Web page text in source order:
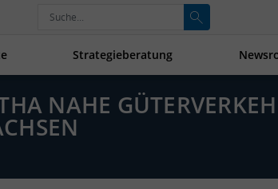
Strategieberatung
NAHE